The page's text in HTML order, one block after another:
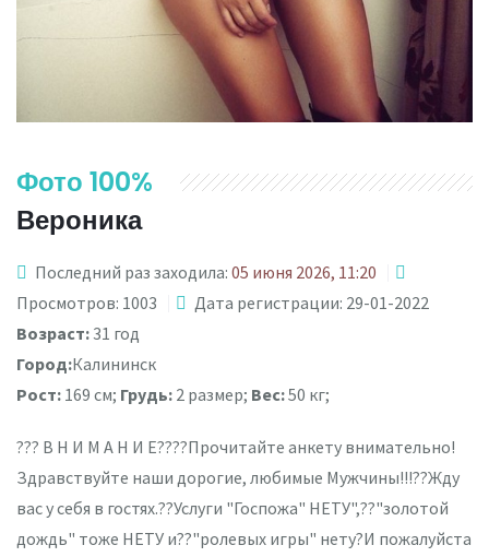
Фото 100%
Вероника
Последний раз заходила: 05 июня 2026, 11:20
Просмотров: 1003
Дата регистрации: 29-01-2022
Возраст:31 год
Город:Калининск
Рост: 169 см; Грудь: 2 размер; Вес:50 кг;
??? В Н И М А Н И Е????Прочитайте анкету внимательно!
Здравствуйте наши дорогие, любимые Мужчины!!!??Жду
вас у себя в гостях.??Услуги "Госпожа" НЕТУ",??"золотой
дождь" тоже НЕТУ и??"ролевых игры" нету?И пожалуйста